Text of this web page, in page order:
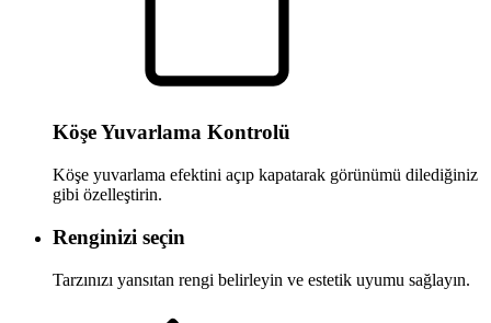
Köşe Yuvarlama Kontrolü
Köşe yuvarlama efektini açıp kapatarak görünümü dilediğiniz
gibi özelleştirin.
Renginizi seçin
Tarzınızı yansıtan rengi belirleyin ve estetik uyumu sağlayın.